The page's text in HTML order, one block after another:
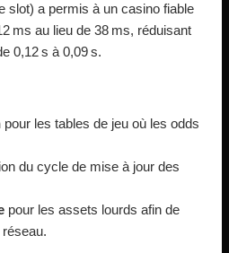
slot) a permis à un casino fiable
ms au lieu de 38 ms, réduisant
0,12 s à 0,09 s.
pour les tables de jeu où les odds
du cycle de mise à jour des
pour les assets lourds afin de